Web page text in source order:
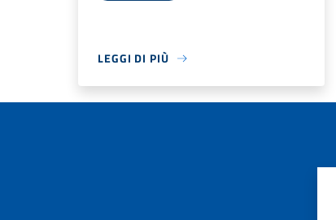
LEGGI DI PIÙ